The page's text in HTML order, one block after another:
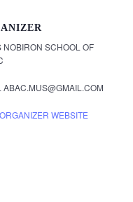
NOBIRON SCHOOL OF
ABAC.MUS@GMAIL.COM
WEBSITE